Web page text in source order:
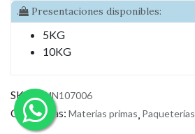
. Presentaciones disponibles:
5KG
10KG
SKU:ZMN107006
Categorías: Materias primas, Paqueterías